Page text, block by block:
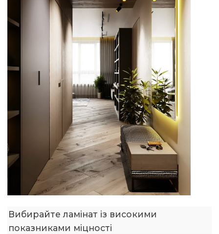
Вибирайте ламінат із високими
показниками міцності